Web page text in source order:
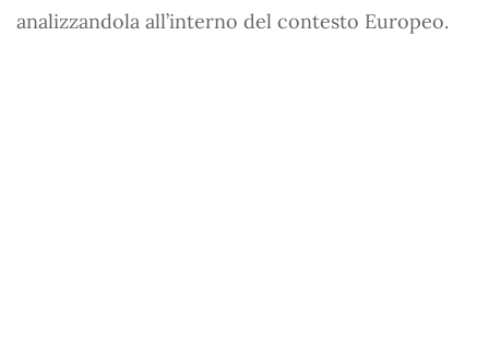
analizzandola all’interno del contesto Europeo.